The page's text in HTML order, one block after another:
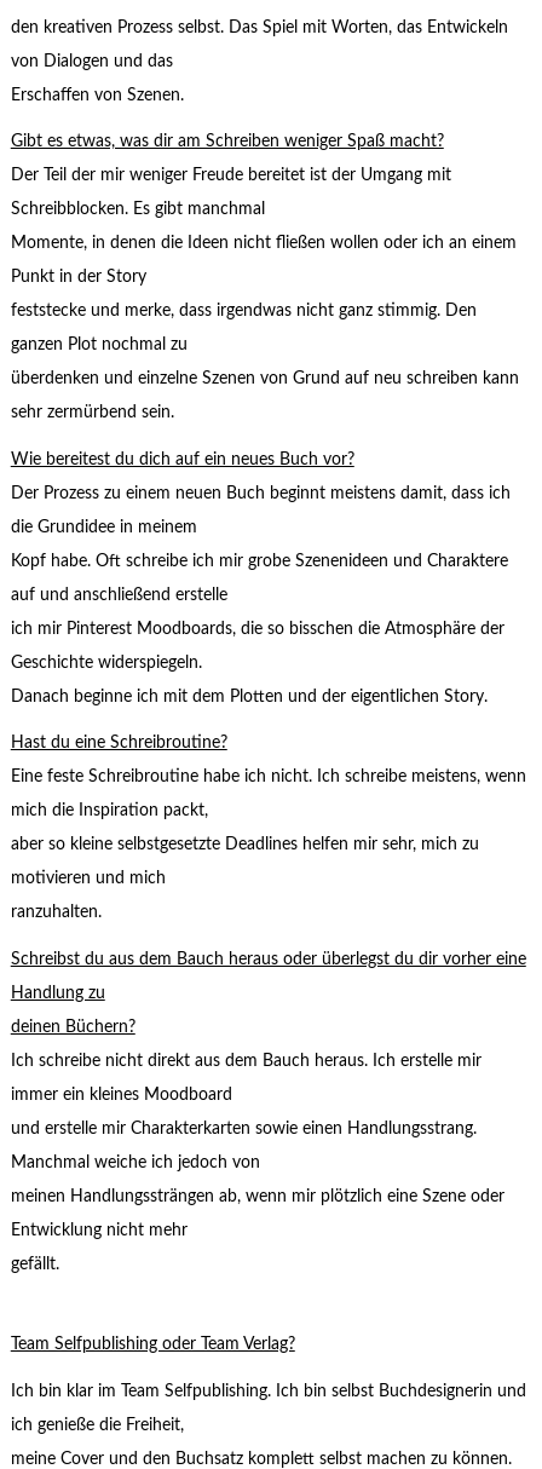
den kreativen Prozess selbst. Das Spiel mit Worten, das Entwickeln
von Dialogen und das
Erschaffen von Szenen.
Gibt es etwas, was dir am Schreiben weniger Spaß macht?
Der Teil der mir weniger Freude bereitet ist der Umgang mit
Schreibblocken. Es gibt manchmal
Momente, in denen die Ideen nicht fließen wollen oder ich an einem
Punkt in der Story
feststecke und merke, dass irgendwas nicht ganz stimmig. Den
ganzen Plot nochmal zu
überdenken und einzelne Szenen von Grund auf neu schreiben kann
sehr zermürbend sein.
Wie bereitest du dich auf ein neues Buch vor?
Der Prozess zu einem neuen Buch beginnt meistens damit, dass ich
die Grundidee in meinem
Kopf habe. Oft schreibe ich mir grobe Szenenideen und Charaktere
auf und anschließend erstelle
ich mir Pinterest Moodboards, die so bisschen die Atmosphäre der
Geschichte widerspiegeln.
Danach beginne ich mit dem Plotten und der eigentlichen Story.
Hast du eine Schreibroutine?
Eine feste Schreibroutine habe ich nicht. Ich schreibe meistens, wenn
mich die Inspiration packt,
aber so kleine selbstgesetzte Deadlines helfen mir sehr, mich zu
motivieren und mich
ranzuhalten.
Schreibst du aus dem Bauch heraus oder überlegst du dir vorher eine
Handlung zu
deinen Büchern?
Ich schreibe nicht direkt aus dem Bauch heraus. Ich erstelle mir
immer ein kleines Moodboard
und erstelle mir Charakterkarten sowie einen Handlungsstrang.
Manchmal weiche ich jedoch von
meinen Handlungssträngen ab, wenn mir plötzlich eine Szene oder
Entwicklung nicht mehr
gefällt.
Team Selfpublishing oder Team Verlag?
Ich bin klar im Team Selfpublishing. Ich bin selbst Buchdesignerin und
ich genieße die Freiheit,
meine Cover und den Buchsatz komplett selbst machen zu können.